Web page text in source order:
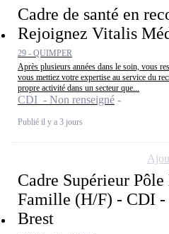
Cadre de santé en
Rejoignez Vitalis
29 - QUIMPER
Après plusieurs années dans le soin, vous
vous mettiez votre expertise au service du
propre activité dans un secteur que...
CDI - Non renseigné
Publié il y a 3 jours
Cadre Supérieur
Famille (H/F) - CDI -
Brest